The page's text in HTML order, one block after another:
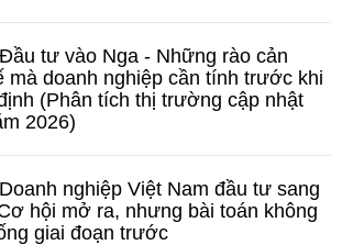
tư vào Nga - Những rào cản
mà doanh nghiệp cần tính trước khi
(Phân tích thị trường cập nhật
2026)
nghiệp Việt Nam đầu tư sang
hội mở ra, nhưng bài toán không
giai đoạn trước